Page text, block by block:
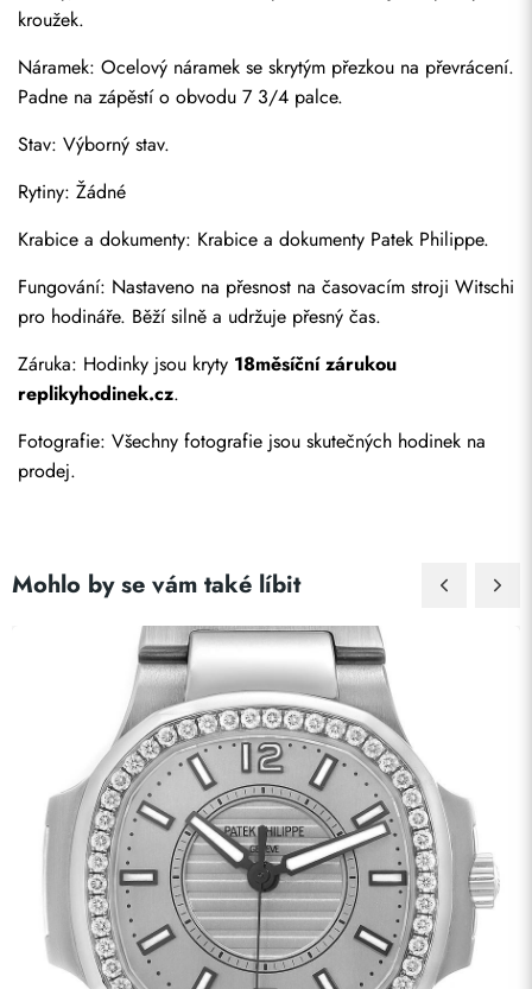
kroužek.
Náramek: Ocelový náramek se skrytým přezkou na převrácení.
Padne na zápěstí o obvodu 7 3/4 palce.
Stav: Výborný stav.
Rytiny: Žádné
Krabice a dokumenty: Krabice a dokumenty Patek Philippe.
Fungování: Nastaveno na přesnost na časovacím stroji Witschi
pro hodináře. Běží silně a udržuje přesný čas.
Záruka: Hodinky jsou kryty 18měsíční zárukou
replikyhodinek.cz.
Fotografie: Všechny fotografie jsou skutečných hodinek na
prodej.
Mohlo by se vám také líbit
Odeslat